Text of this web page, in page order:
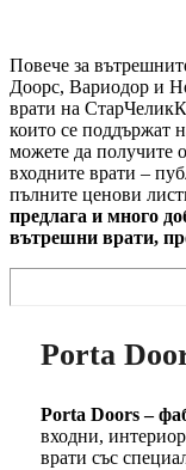
Повече за
Доорс, Вариодор и
врати на
които се поддържат
можете да получите
входните врати –
пълните ценови
предлага и много
вътрешни врати,
Porta
Porta Doors –
входни,
врати със